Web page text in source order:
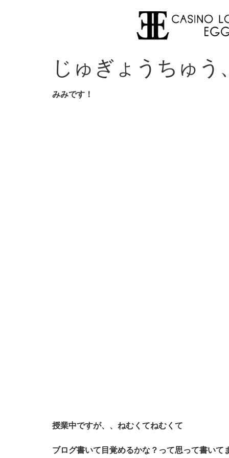
じゅぎょうちゅう
みみです！
授業中ですが、、ねむくてねむくて
ブログ書いて目覚めるかな？って思って書いて